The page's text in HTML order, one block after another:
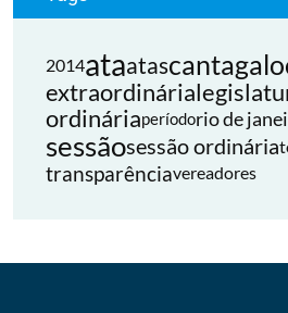
2014ataatascantagalo
extraordinária
ordináriaperíodorio de
sessãosessão ordinária
transparênciavereadores